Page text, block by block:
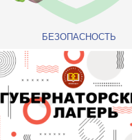
БЕЗОПАСНОСТЬ